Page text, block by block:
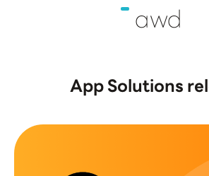
awd
App Solutions